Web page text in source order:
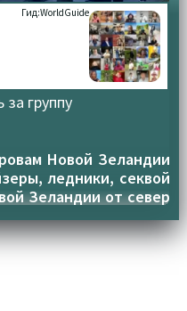
Гид:WorldGuide
за группу
Новой Зеландии
ледники, секвой
Зеландии от север